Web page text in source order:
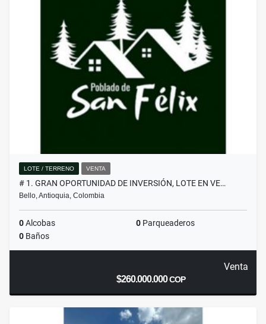
LOTE / TERRENO VENTA
# 1. GRAN OPORTUNIDAD DE INVERSIÓN, LOTE EN VE…
Bello, Antioquia, Colombia
0Alcobas 0 Parqueaderos
0 Baños
Venta
$260.000.000COP